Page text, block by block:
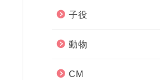
子役
動物
CM